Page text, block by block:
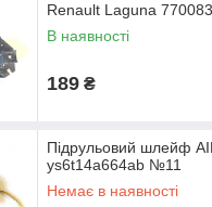
Renault Laguna
В наявності
189 ₴
Підрульовий шлейф
ys6t14a664ab №11
Немає в наявності